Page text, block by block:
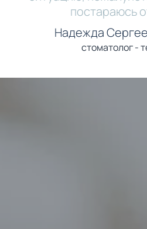
постараюсь
Надежда
стоматолог -